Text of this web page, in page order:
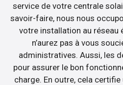
service de votre centrale
savoir-faire, nous nous
votre installation au réseau
n’aurez pas à vous
administratives. Aussi, les
pour assurer le bon
charge. En outre, cela